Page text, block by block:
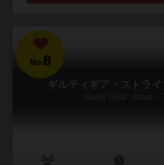
No.8
ギルティギア・ストラ
Guilty Gear: Strive –